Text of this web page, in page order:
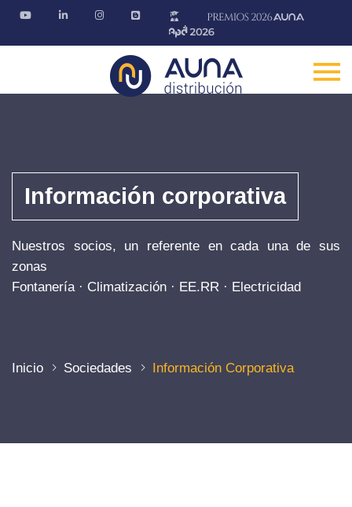
Información corporativa
Nuestros socios, un referente en cada una de sus
zonas
Fontanería · Climatización · EE.RR · Electricidad
Inicio Sociedades Información Corporativa